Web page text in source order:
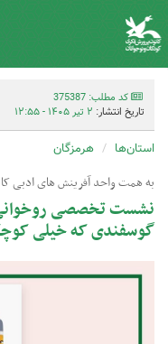
کد مطلب: 375387
تاریخ انتشار: ۲ تیر ۱۴۰۵ - ۱۲:۵۵
استان‌ها هرمزگان
به همت واحد آفرینش های ادبی
نشست تخصصی
گوسفندی که خیلی